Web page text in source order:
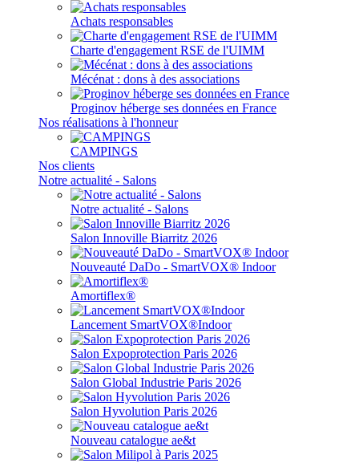
Achats responsables
Charte d'engagement RSE de l'UIMM
Mécénat : dons à des associations
Proginov héberge ses données en France
Nos réalisations à l'honneur
CAMPINGS
Nos clients
Notre actualité - Salons
Notre actualité - Salons
Salon Innoville Biarritz 2026
Nouveauté DaDo - SmartVOX® Indoor
Amortiflex®
Lancement SmartVOX®Indoor
Salon Expoprotection Paris 2026
Salon Global Industrie Paris 2026
Salon Hyvolution Paris 2026
Nouveau catalogue ae&t